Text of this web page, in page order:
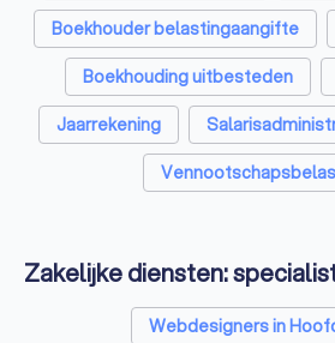
Boekhouder belastingaangifte
Boekhouding uitbesteden
Jaarrekening
Zakelijke diensten:
Webdesigners in